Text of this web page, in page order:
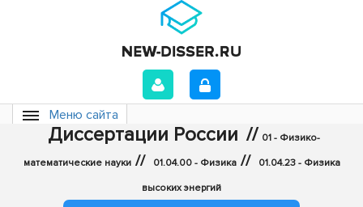
Меню сайта
Диссертации России // 01 - Физико-
математические науки // 01.04.00 - Физика // 01.04.23 - Физика
высоких энергий